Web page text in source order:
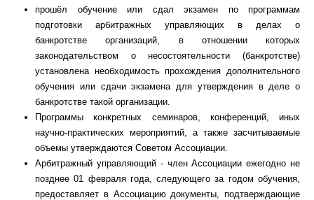
прошёл обучение или сдал экзамен по программам
подготовки арбитражных управляющих в делах о
банкротстве организаций, в отношении которых
законодательством о несостоятельности (банкротстве)
установлена необходимость прохождения дополнительного
обучения или сдачи экзамена для утверждения в деле о
банкротстве такой организации.
Программы конкретных семинаров, конференций, иных
научно-практических мероприятий, а также засчитываемые
объемы утверждаются Советом Ассоциации.
Арбитражный управляющий - член Ассоциации ежегодно не
позднее 01 февраля года, следующего за годом обучения,
предоставляет в Ассоциацию документы, подтверждающие